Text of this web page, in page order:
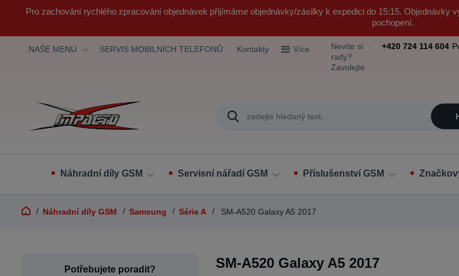
Pro zachování rychlého zpracování objednávek přijímáme objednávky/zásilky k expedici do 15:15. Objednávky
pochopení.
NAŠE MENU SERVIS MOBILNÍCH TELEFONŮ Kontakty Více
Nevíte si
rady?
Zavolejte.
+420 724 114 604
Náhradní díly GSM Servisní nářadí GSM Příslušenství GSM
Náhradní díly GSM Samsung Série A SM-A520 Galaxy A5 2017
SM-A520 Galaxy A5 2017
Potřebujete poradit?